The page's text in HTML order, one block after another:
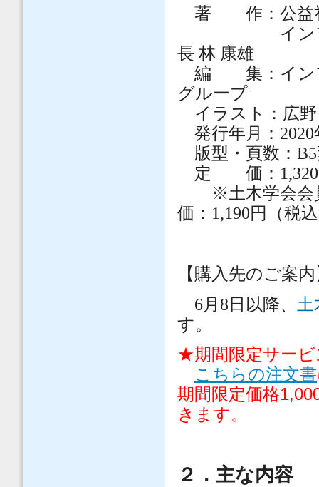
著 作：公益社
インフラメ
長 林 康雄
編 集：インフ
グループ
イラスト：広野
発行年月：2020
版型・頁数：B5
定 価：1,320
※土木学会会員
価：1,190円（税
【購入先のご案
6月8日以降、
す。
★期間限定サービ
こちらの注文書
期間限定価格
きます。
２．主な内容